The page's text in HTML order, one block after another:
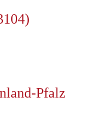
Pfalz